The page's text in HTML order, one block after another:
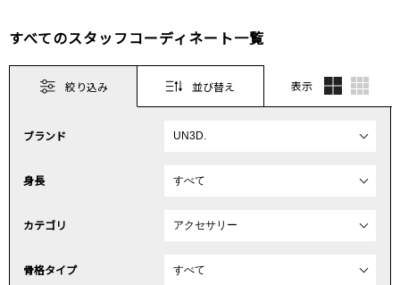
すべてのスタッフコーディネート一覧
絞り込み 並び替え 表示
ブランド
身長
カテゴリ
骨格タイプ